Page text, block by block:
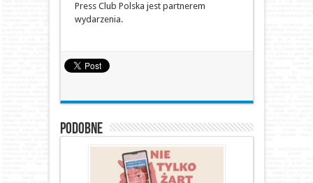
Press Club Polska jest partnerem
wydarzenia.
Podobne